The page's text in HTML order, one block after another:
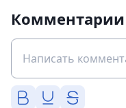
Комментарии